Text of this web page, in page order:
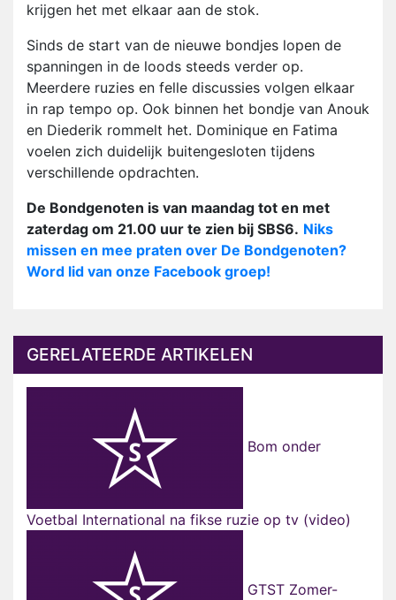
krijgen het met elkaar aan de stok.
Sinds de start van de nieuwe bondjes lopen de
spanningen in de loods steeds verder op.
Meerdere ruzies en felle discussies volgen elkaar
in rap tempo op. Ook binnen het bondje van Anouk
en Diederik rommelt het. Dominique en Fatima
voelen zich duidelijk buitengesloten tijdens
verschillende opdrachten.
De Bondgenoten is van maandag tot en met
zaterdag om 21.00 uur te zien bij SBS6. Niks
missen en mee praten over De Bondgenoten?
Word lid van onze Facebook groep!
GERELATEERDE ARTIKELEN
Bom onder
Voetbal International na fikse ruzie op tv (video)
GTST Zomer-